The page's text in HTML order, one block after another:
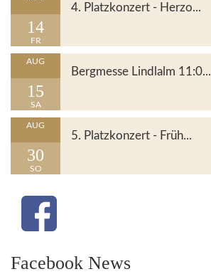
14
FR
4. Platzkonzert - Herzo...
Details
AUG
15
SA
Bergmesse Lindlalm 11:0...
Details
AUG
30
SO
5. Platzkonzert - Früh...
Facebook News